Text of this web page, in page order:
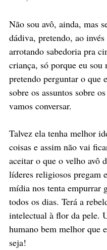
Não sou avô, ainda, mas
dádiva, pretendo, ao
arrotando sabedoria pra
criança, só porque eu sou
pretendo perguntar o que
sobre os assuntos sobre
vamos conversar.
Talvez ela tenha melhor
coisas e assim não vai
aceitar o que o velho avô
líderes religiosos pregam
mídia nos tenta empurrar
todos os dias. Terá a
intelectual à flor da pele.
humano bem melhor que
seja!